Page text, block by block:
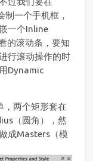
一个手机框，
一个Inline
的滚动条，要知
行滚动操作的时
Dynamic
，两个矩形套在
（圆角），然
成Masters（模